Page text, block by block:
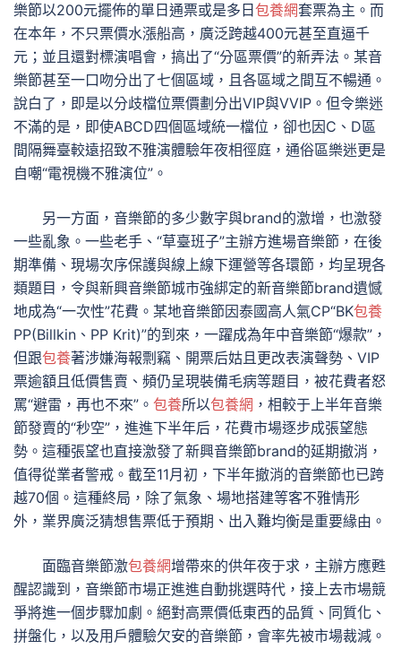
樂節以200元擺佈的單日通票或是多日 包養網套票為主。而
在本年，不只票價水漲船高，廣泛跨越400元甚至直逼千
元；並且還對標演唱會，搞出了“分區票價”的新弄法。某音
樂節甚至一口吻分出了七個區域，且各區域之間互不暢通。
說白了，即是以分歧檔位票價劃分出VIP與VVIP。但令樂迷
不滿的是，即使ABCD四個區域統一檔位，卻也因C、D區
間隔舞臺較遠招致不雅演體驗年夜相徑庭，通俗區樂迷更是
自嘲“電視機不雅演位”。
另一方面，音樂節的多少數字與brand的激增，也激發
一些亂象。一些老手、“草臺班子”主辦方進場音樂節，在後
期準備、現場次序保護與線上線下運營等各環節，均呈現各
類題目，令與新興音樂節城市強綁定的新音樂節brand遺憾
地成為“一次性”花費。某地音樂節因泰國高人氣CP“BK包養
PP(Billkin、PP Krit)”的到來，一躍成為年中音樂節“爆款”，
但跟包養著涉嫌海報剽竊、開票后姑且更改表演聲勢、VIP
票逾額且低價售賣、頻仍呈現裝備毛病等題目，被花費者怒
罵“避雷，再也不來”。 包養所以包養網 ，相較于上半年音樂
節發賣的“秒空”，進進下半年后，花費市場逐步成張望態
勢。這種張望也直接激發了新興音樂節brand的延期撤消，
值得從業者警戒。截至11月初，下半年撤消的音樂節也已跨
越70個。這種終局，除了氣象、場地搭建等客不雅情形
外，業界廣泛猜想售票低于預期、出入難均衡是重要緣由。
面臨音樂節激包養網增帶來的供年夜于求，主辦方應甦
醒認識到，音樂節市場正進進自動挑選時代，接上去市場競
爭將進一個步驟加劇。絕對高票價低東西的品質、同質化、
拼盤化，以及用戶體驗欠安的音樂節，會率先被市場裁減。